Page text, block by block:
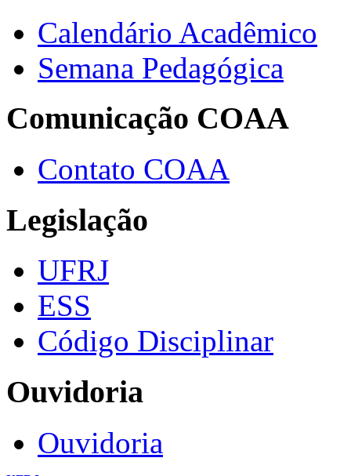
Calendário Acadêmico
Semana Pedagógica
Comunicação COAA
Contato COAA
Legislação
UFRJ
ESS
Código Disciplinar
Ouvidoria
Ouvidoria